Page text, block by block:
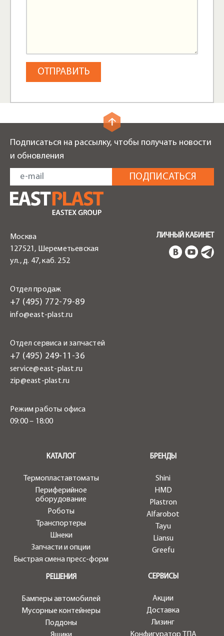
Подписаться на рассылку, чтобы получать новости
и обновления
Москва
127521, Шереметьевская
ул., д. 47, каб. 252
Отдел продаж
+7 (495) 772-79-89
info@east-plast.ru
Отдел сервиса и запчастей
+7 (495) 249-11-36
service@east-plast.ru
zip@east-plast.ru
Режим работы офиса
09:00 – 18:00
ЛИЧНЫЙ КАБИНЕТ
КАТАЛОГ
Термопластавтоматы
Периферийное
оборудование
Роботы
Транспортеры
Шнеки
Запчасти и опции
Быстрая смена пресс-форм
БРЕНДЫ
Shini
HMD
Plastron
Alfarobot
Tayu
Liansu
Greefu
СЕРВИСЫ
Акции
Доставка
Лизинг
Конфигуратор ТПА
РЕШЕНИЯ
Бамперы автомобилей
Мусорные контейнеры
Поддоны